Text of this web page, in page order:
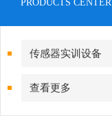
PRODUCTS CENTER
传感器实训设备
查看更多